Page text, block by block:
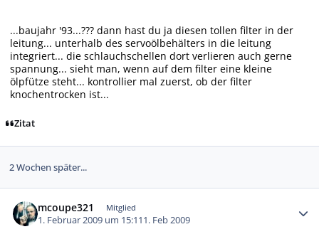
...baujahr '93...??? dann hast du ja diesen tollen filter in der
leitung... unterhalb des servoölbehälters in die leitung
integriert... die schlauchschellen dort verlieren auch gerne
spannung... sieht man, wenn auf dem filter eine kleine
ölpfütze steht... kontrollier mal zuerst, ob der filter
knochentrocken ist...
Zitat
2 Wochen später...
mcoupe321 Mitglied
1. Februar 2009 um 15:111. Feb 2009